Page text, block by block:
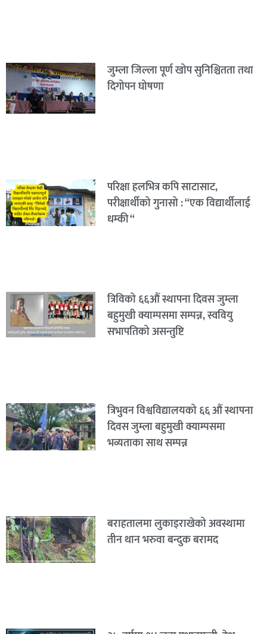
जुम्ला जिल्ला पूर्ण खोप सुनिश्चितता तथा
दिगोपन घोषणा
परिक्षा हलभित्र कपि साटासाट,
परीक्षार्थीको गुनासो : “एक विद्यार्थीलाई
धम्की “
त्रिविको ६६औं स्थापना दिवस जुम्ला
बहुमुखी क्याम्पसमा सम्पन्न, स्ववियु
सभापतिको असन्तुष्टि
त्रिभुवन विश्वविद्यालयको ६६ औं स्थापना
दिवस जुम्ला बहुमुखी क्याम्पसमा
भव्यताका साथ सम्पन्न
बराहतालमा लुकाइराखेको अवस्थामा
तीन थान भरुवा बन्दुक बरामद